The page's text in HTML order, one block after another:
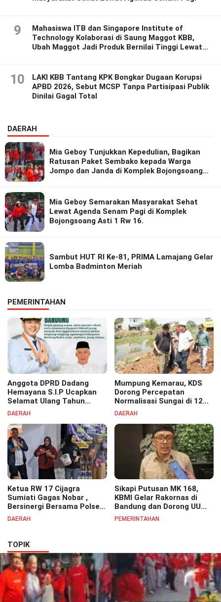
9
Mahasiswa ITB dan Singapore Institute of
Technology Kolaborasi di Saung Maggot KBB,
Ubah Maggot Jadi Produk Bernilai Tinggi Lewat
10
LAKI KBB Tantang KPK Bongkar Dugaan Korupsi
APBD 2026, Sebut MCSP Tanpa Partisipasi Publik
Dinilai Gagal Total
DAERAH
Mia Geboy Tunjukkan Kepedulian, Bagikan
Ratusan Paket Sembako kepada Warga
Jompo dan Janda di Komplek Bojongsoang
Mia Geboy Semarakan Masyarakat Sehat
Lewat Agenda Senam Pagi di Komplek
Bojongsoang Asti 1 Rw 16.
Sambut HUT RI Ke-81, PRIMA Lamajang Gelar
Lomba Badminton Meriah
PEMERINTAHAN
Anggota DPRD Dadang
Hemayana S.I.P Ucapkan
Selamat Ulang Tahun
untuk Bupati Bandung
DAERAH
Mumpung Kemarau, KDS
Dorong Percepatan
Normalisasi Sungai di 12
Kecamatan Tekan Resiko
DAERAH
Ketua RW 17 Cijagra
Sumiati Gagas Nobar ,
Bersinergi Bersama Polsek
Bojongsoang Semarakkan
DAERAH
Sikapi Putusan MK 168,
KBMI Gelar Rakornas di
Bandung dan Dorong UU
Perlindungan Pekerja
PEMERINTAHAN
TOPIK